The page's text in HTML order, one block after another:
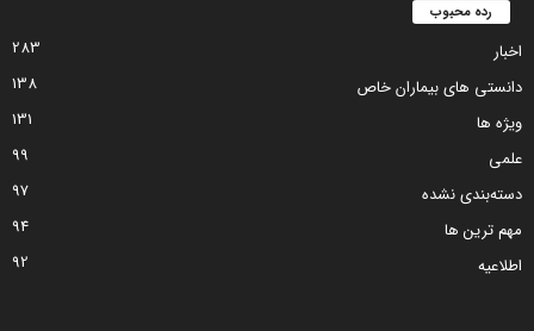
رده محبوب
اخبار
283
دانستی های بیماران خاص
138
ویژه ها
131
علمی
99
دسته‌بندی نشده
97
مهم ترین ها
94
اطلاعیه
92